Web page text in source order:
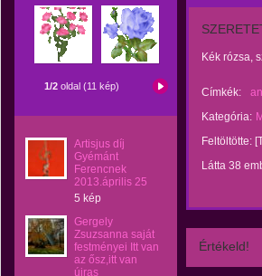
1/2oldal (11 kép)
Artisjus díj
Gyémánt
Ferencnek
2013.április 25
5 kép
Gergely
Zsuzsanna saját
festményei Itt van
az ősz,itt van
újras
Kék rózsa,
Címkék:
Kategória:
Feltöltötte:
Látta 38
Értékeld!